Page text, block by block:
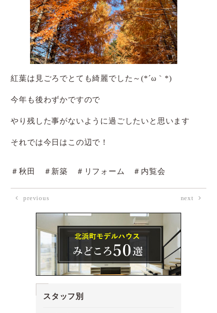
紅葉は見ごろでとても綺麗でした～(*´ω｀*)
今年も後わずかですので
やり残した事がないように過ごしたいと思います
それでは今日はこの辺で！
＃秋田 ＃新築 ＃リフォーム ＃内覧会
previous next
スタッフ別